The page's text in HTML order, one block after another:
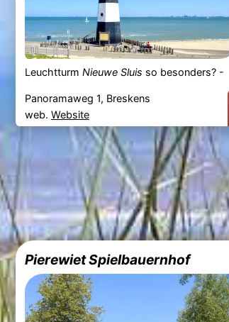
Leuchtturm Nieuwe Sluis so besonders? -
Panoramaweg 1, Breskens
web. Website
Pierewiet Spielbauernhof